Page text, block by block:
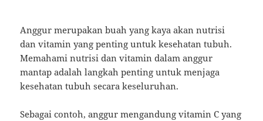
Anggur merupakan buah yang kaya akan nutrisi
dan vitamin yang penting untuk kesehatan tubuh.
Memahami nutrisi dan vitamin dalam anggur
mantap adalah langkah penting untuk menjaga
kesehatan tubuh secara keseluruhan.
Sebagai contoh, anggur mengandung vitamin C yang